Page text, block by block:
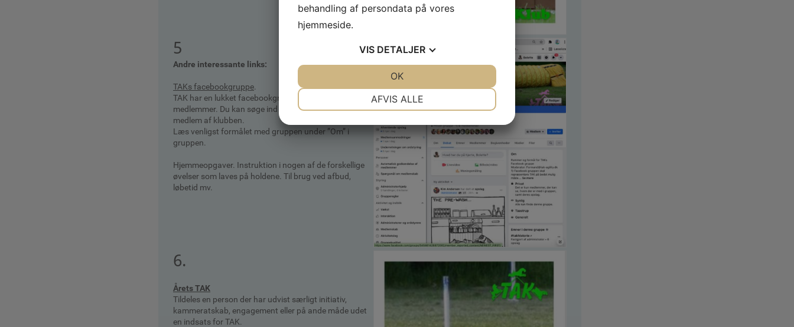
5
Andre interessante links:
TAKs facebookgruppe.
TAK har en lukket facebookgruppe for klubbens
medlemmer. Du kan søge ind i gruppen hvis du er
medlem af klubben.
Læs venligst formålet med gruppen under ”Om” i
gruppen.
Hjemmeopgaver. Instruktion i nogen af de forskellige
øvelser som laves på holdene. Til brug ved afbud,
løbetid mv.
6.
Årets TAK
Tildeles en person der har udvist særligt initiativ,
kammeratskab, engagement eller på ande måde udet
en indsats for TAK.
behandling af persondata på vores
hjemmeside.
VIS DETALJER
MARKETING STATISTIK
AFVIS ALLE
OK